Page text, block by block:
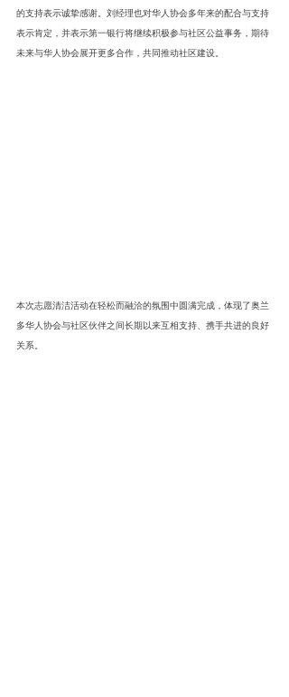
的支持表示诚挚感谢。刘经理也对华人协会多年来的配合与支持
表示肯定，并表示第一银行将继续积极参与社区公益事务，期待
未来与华人协会展开更多合作，共同推动社区建设。
本次志愿清洁活动在轻松而融洽的氛围中圆满完成，体现了奥兰
多华人协会与社区伙伴之间长期以来互相支持、携手共进的良好
关系。